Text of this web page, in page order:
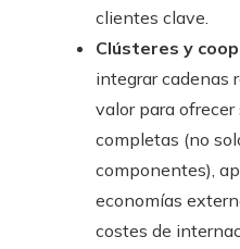
clientes clave.
Clústeres y
integrar cadenas
valor para ofrecer
completas (no
componentes),
economías
costes de